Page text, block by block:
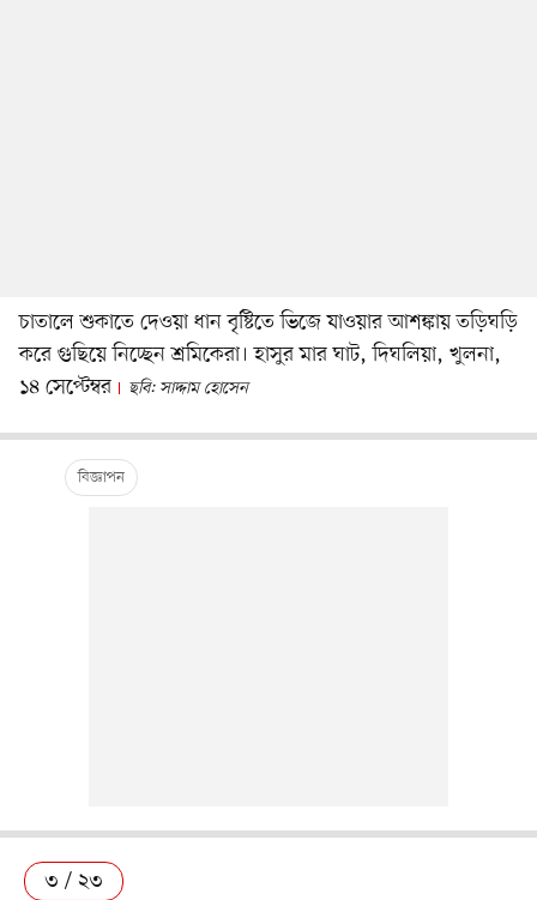
চাতালে শুকাতে দেওয়া ধান বৃষ্টিতে ভিজে যাওয়ার আশঙ্কায় তড়িঘড়ি
করে গুছিয়ে নিচ্ছেন শ্রমিকেরা। হাসুর মার ঘাট, দিঘলিয়া, খুলনা,
১৪ সেপ্টেম্বর
ছবি: সাদ্দাম হোসেন
৩ / ২৩